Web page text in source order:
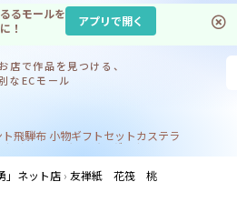
るモールを
！
アプリで開く
店で作品を見つける、
なECモール
飛騨布 小物ギフトセットカステラ
コーヒー
ジンギスカン
」ネット店 友禅紙 花筏 桃